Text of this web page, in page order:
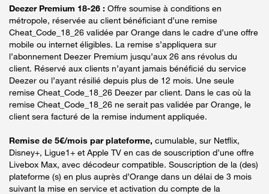
Deezer Premium 18-26 : Offre soumise à conditions en
métropole, réservée au client bénéficiant d’une remise
Cheat_Code_18_26 validée par Orange dans le cadre d’une offre
mobile ou internet éligibles. La remise s’appliquera sur
l’abonnement Deezer Premium jusqu’aux 26 ans révolus du
client. Réservé aux clients n’ayant jamais bénéficié du service
Deezer ou l’ayant résilié depuis plus de 12 mois. Une seule
remise Cheat_Code_18_26 Deezer par client. Dans le cas où la
remise Cheat_Code_18_26 ne serait pas validée par Orange, le
client sera facturé de la remise indument appliquée.
Remise de 5€/mois par plateforme, cumulable, sur Netflix,
Disney+, Ligue1+ et Apple TV en cas de souscription d’une offre
Livebox Max, avec décodeur compatible. Souscription de la (des)
plateforme (s) en plus auprès d’Orange dans un délai de 3 mois
suivant la mise en service et activation du compte de la